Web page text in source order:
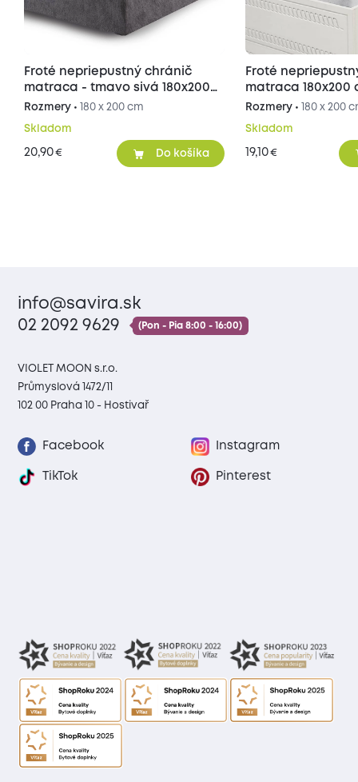
Froté nepriepustný chránič
matraca - tmavo sivá 180x200
cm
Rozmery • 180 x 200 cm
Skladom
20,90€ Do košíka
Froté
matraca 180x200
Rozmery • 180 x 200
Skladom
19,10€
info@savira.sk
02 2092 9629
(Pon - Pia 8:00 - 16:00)
VIOLET MOON s.r.o.
Průmyslová 1472/11
102 00 Praha 10 - Hostivař
Facebook Instagram
TikTok Pinterest